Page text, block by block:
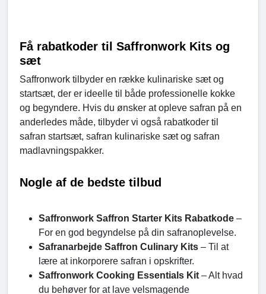
Få rabatkoder til Saffronwork Kits og
sæt
Saffronwork tilbyder en række kulinariske sæt og
startsæt, der er ideelle til både professionelle kokke
og begyndere. Hvis du ønsker at opleve safran på en
anderledes måde, tilbyder vi også rabatkoder til
safran startsæt, safran kulinariske sæt og safran
madlavningspakker.
Nogle af de bedste tilbud
Saffronwork Saffron Starter Kits Rabatkode –
For en god begyndelse på din safranoplevelse.
Safranarbejde Saffron Culinary Kits – Til at
lære at inkorporere safran i opskrifter.
Saffronwork Cooking Essentials Kit – Alt hvad
du behøver for at lave velsmagende